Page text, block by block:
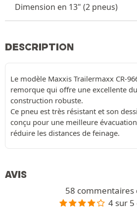
Dimension en 13" (2 pneus)
DESCRIPTION
Le modèle Maxxis Trailermaxx CR-
remorque qui offre une excellente
construction robuste.
Ce pneu est très résistant et son
conçu pour une meilleure
réduire les distances de feinage.
AVIS
58 commentaires
4 sur